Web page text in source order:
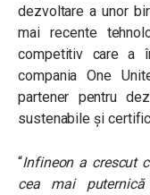
dezvoltare a unor
mai recente
competitiv care a
compania One
partener pentru
sustenabile și
“Infineon a crescut
cea mai